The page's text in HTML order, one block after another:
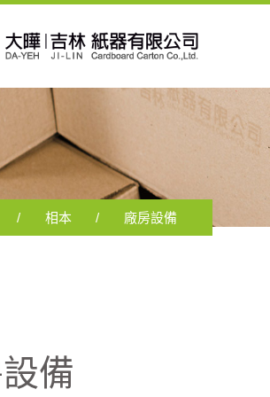
相本 廠房設備
備